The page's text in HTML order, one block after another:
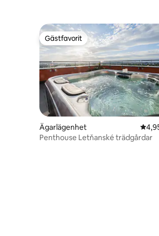
Gästfavorit
Gästfavorit
Ägarlägenhet 4,95
Penthouse Letňanské trädgårdar